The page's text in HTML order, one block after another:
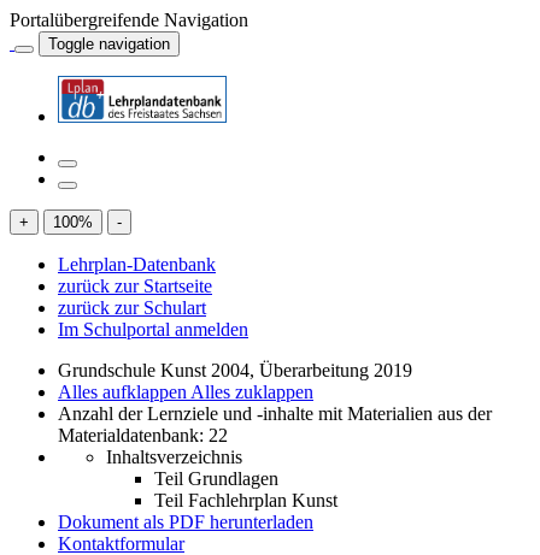
Portalübergreifende Navigation
Toggle navigation
+ 100% -
Lehrplan-Datenbank
zurück zur Startseite
zurück zur Schulart
Im Schulportal anmelden
Grundschule Kunst 2004, Überarbeitung 2019
Alles aufklappen Alles zuklappen
Anzahl der Lernziele und -inhalte mit Materialien aus der
Materialdatenbank: 22
Inhaltsverzeichnis
Teil Grundlagen
Teil Fachlehrplan Kunst
Dokument als PDF herunterladen
Kontaktformular